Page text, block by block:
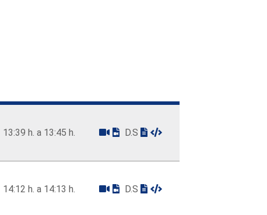
13:39 h. a 13:45 h. D.S
14:12 h. a 14:13 h. D.S